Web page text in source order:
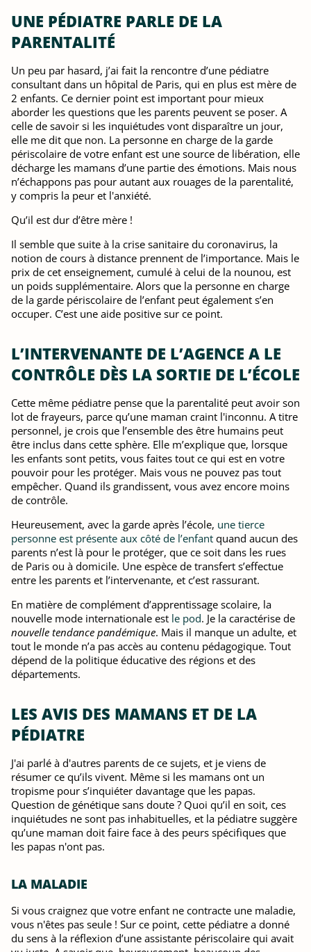
UNE PÉDIATRE PARLE DE LA
PARENTALITÉ
Un peu par hasard, j’ai fait la rencontre d’une pédiatre
consultant dans un hôpital de Paris, qui en plus est mère de
2 enfants. Ce dernier point est important pour mieux
aborder les questions que les parents peuvent se poser. A
celle de savoir si les inquiétudes vont disparaître un jour,
elle me dit que non. La personne en charge de la garde
périscolaire de votre enfant est une source de libération, elle
décharge les mamans d’une partie des émotions. Mais nous
n’échappons pas pour autant aux rouages ​​de la parentalité,
y compris la peur et l'anxiété.
Qu’il est dur d’être mère !
Il semble que suite à la crise sanitaire du coronavirus, la
notion de cours à distance prennent de l’importance. Mais le
prix de cet enseignement, cumulé à celui de la nounou, est
un poids supplémentaire. Alors que la personne en charge
de la garde périscolaire de l’enfant peut également s’en
occuper. C’est une aide positive sur ce point.
L’INTERVENANTE DE L’AGENCE A LE
CONTRÔLE DÈS LA SORTIE DE L’ÉCOLE
Cette même pédiatre pense que la parentalité peut avoir son
lot de frayeurs, parce qu’une maman craint l'inconnu. A titre
personnel, je crois que l’ensemble des être humains peut
être inclus dans cette sphère. Elle m’explique que, lorsque
les enfants sont petits, vous faites tout ce qui est en votre
pouvoir pour les protéger. Mais vous ne pouvez pas tout
empêcher. Quand ils grandissent, vous avez encore moins
de contrôle.
Heureusement, avec la garde après l’école, une tierce
personne est présente aux côté de l’enfant quand aucun des
parents n’est là pour le protéger, que ce soit dans les rues
de Paris ou à domicile. Une espèce de transfert s’effectue
entre les parents et l’intervenante, et c’est rassurant.
En matière de complément d’apprentissage scolaire, la
nouvelle mode internationale est le pod. Je la caractérise de
nouvelle tendance pandémique. Mais il manque un adulte, et
tout le monde n’a pas accès au contenu pédagogique. Tout
dépend de la politique éducative des régions et des
départements.
LES AVIS DES MAMANS ET DE LA
PÉDIATRE
J'ai parlé à d'autres parents de ce sujets, et je viens de
résumer ce qu’ils vivent. Même si les mamans ont un
tropisme pour s’inquiéter davantage que les papas.
Question de génétique sans doute ? Quoi qu’il en soit, ces
inquiétudes ne sont pas inhabituelles, et la pédiatre suggère
qu’une maman doit faire face à des peurs spécifiques que
les papas n'ont pas.
LA MALADIE
Si vous craignez que votre enfant ne contracte une maladie,
vous n'êtes pas seule ! Sur ce point, cette pédiatre a donné
du sens à la réflexion d’une assistante périscolaire qui avait